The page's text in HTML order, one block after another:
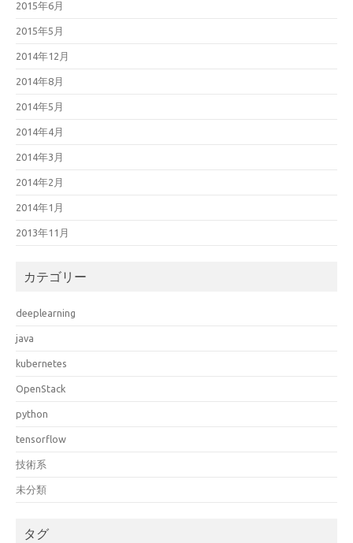
2015年6月
2015年5月
2014年12月
2014年8月
2014年5月
2014年4月
2014年3月
2014年2月
2014年1月
2013年11月
カテゴリー
deeplearning
java
kubernetes
OpenStack
python
tensorflow
技術系
未分類
タグ